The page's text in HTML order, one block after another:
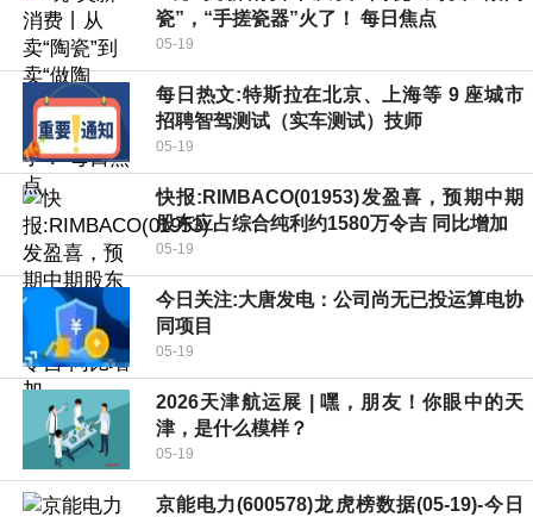
瓷”，“手搓瓷器”火了！ 每日焦点
05-19
每日热文:特斯拉在北京、上海等 9 座城市
招聘智驾测试（实车测试）技师
05-19
快报:RIMBACO(01953)发盈喜，预期中期
股东应占综合纯利约1580万令吉 同比增加
05-19
今日关注:大唐发电：公司尚无已投运算电协
同项目
05-19
2026天津航运展 | 嘿，朋友！你眼中的天
津，是什么模样？
05-19
京能电力(600578)龙虎榜数据(05-19)-今日